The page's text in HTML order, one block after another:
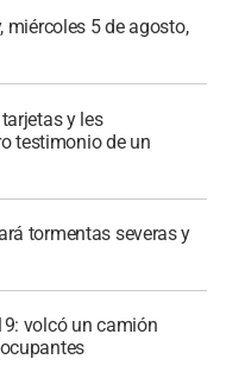
miércoles 5 de agosto,
y les
testimonio de un
tormentas severas y
volcó un camión